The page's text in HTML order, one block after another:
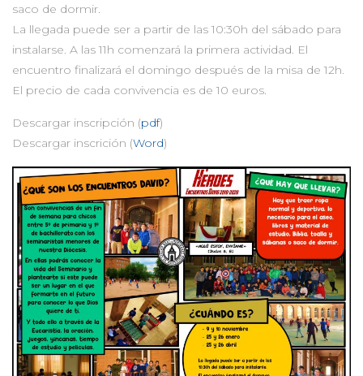
saco de dormir.
La llegada puede ser a partir de las 10:30h del sábado para
instalarse. A las 11h comenzará la primera actividad. El
encuentro finalizará el domingo después de la misa de 12h.
El precio de cada convivencia es de 10 euros.
Descargar inscripción (pdf)
Descargar inscrición (Word)